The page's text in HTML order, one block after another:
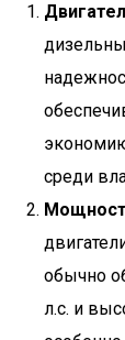
среди
обычно
л.с. и